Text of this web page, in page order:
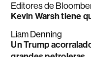
Editores de
Kevin Warsh tiene
Liam Denning
Un Trump